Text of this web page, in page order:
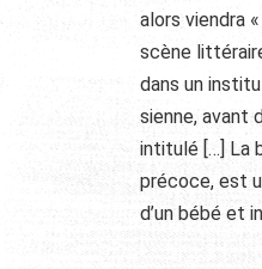
alors viendra
scène
dans un
sienne, avant
intitulé […] La
précoce, est
d’un bébé et